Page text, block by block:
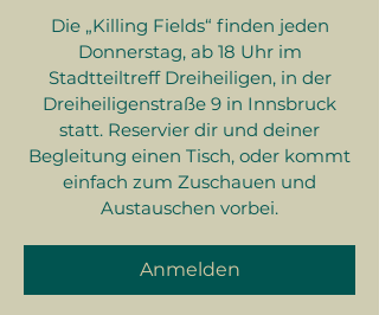
Die „Killing Fields“ finden jeden
Donnerstag, ab 18 Uhr im
Stadtteiltreff Dreiheiligen, in der
Dreiheiligenstraße 9 in Innsbruck
statt. Reservier dir und deiner
Begleitung einen Tisch, oder kommt
einfach zum Zuschauen und
Austauschen vorbei.
Anmelden